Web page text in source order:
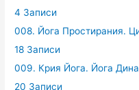
4 Записи
008. Йога Простирания.
18 Записи
009. Крия Йога. Йога
20 Записи